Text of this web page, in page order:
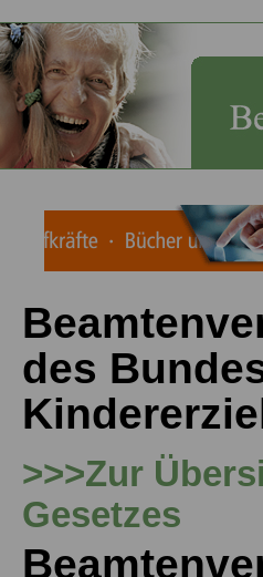
des
>>>Zur
Gesetzes